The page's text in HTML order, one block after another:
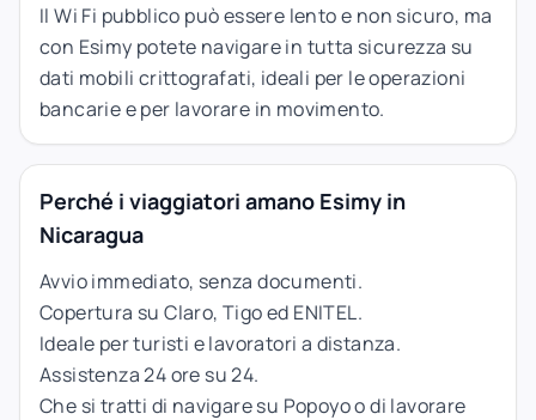
Il Wi Fi pubblico può essere lento e non sicuro, ma
con Esimy potete navigare in tutta sicurezza su
dati mobili crittografati, ideali per le operazioni
bancarie e per lavorare in movimento.
Perché i viaggiatori amano Esimy in
Nicaragua
Avvio immediato, senza documenti.
Copertura su Claro, Tigo ed ENITEL.
Ideale per turisti e lavoratori a distanza.
Assistenza 24 ore su 24.
Che si tratti di navigare su Popoyo o di lavorare